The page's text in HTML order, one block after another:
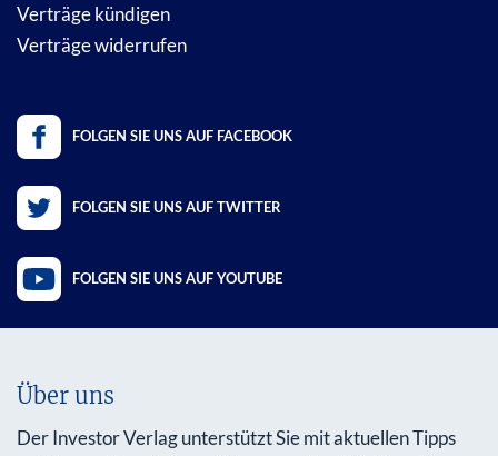
Verträge kündigen
Verträge widerrufen
FOLGEN SIE UNS AUF FACEBOOK
FOLGEN SIE UNS AUF TWITTER
FOLGEN SIE UNS AUF YOUTUBE
Über uns
Der Investor Verlag unterstützt Sie mit aktuellen Tipps